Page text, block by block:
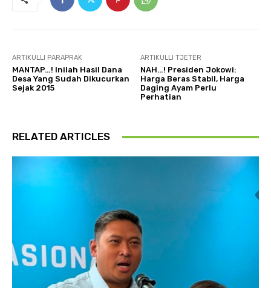
ARTIKULLI PARAPRAK
MANTAP…! Inilah Hasil Dana
Desa Yang Sudah Dikucurkan
Sejak 2015
ARTIKULLI TJETËR
NAH…! Presiden Jokowi:
Harga Beras Stabil, Harga
Daging Ayam Perlu
Perhatian
RELATED ARTICLES